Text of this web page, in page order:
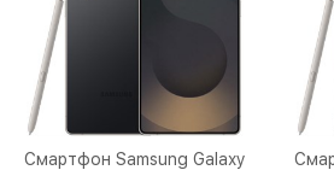
Смартфон Samsung Galaxy